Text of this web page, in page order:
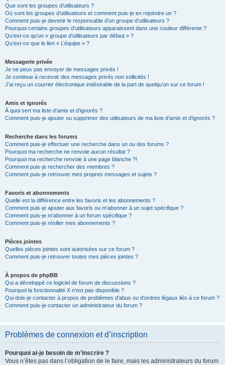
Que sont les groupes d’utilisateurs ?
Où sont les groupes d’utilisateurs et comment puis-je en rejoindre un ?
Comment puis-je devenir le responsable d’un groupe d’utilisateurs ?
Pourquoi certains groupes d’utilisateurs apparaissent dans une couleur différente ?
Qu’est-ce qu’un « groupe d’utilisateurs par défaut » ?
Qu’est-ce que le lien « L’équipe » ?
Messagerie privée
Je ne peux pas envoyer de messages privés !
Je continue à recevoir des messages privés non sollicités !
J’ai reçu un courrier électronique indésirable de la part de quelqu’un sur ce forum !
Amis et ignorés
À quoi sert ma liste d’amis et d’ignorés ?
Comment puis-je ajouter ou supprimer des utilisateurs de ma liste d’amis et d’ignorés ?
Recherche dans les forums
Comment puis-je effectuer une recherche dans un ou des forums ?
Pourquoi ma recherche ne renvoie aucun résultat ?
Pourquoi ma recherche renvoie à une page blanche ?!
Comment puis-je rechercher des membres ?
Comment puis-je retrouver mes propres messages et sujets ?
Favoris et abonnements
Quelle est la différence entre les favoris et les abonnements ?
Comment puis-je ajouter aux favoris ou m’abonner à un sujet spécifique ?
Comment puis-je m’abonner à un forum spécifique ?
Comment puis-je résilier mes abonnements ?
Pièces jointes
Quelles pièces jointes sont autorisées sur ce forum ?
Comment puis-je retrouver toutes mes pièces jointes ?
À propos de phpBB
Qui a développé ce logiciel de forum de discussions ?
Pourquoi la fonctionnalité X n’est pas disponible ?
Qui dois-je contacter à propos de problèmes d’abus ou d’ordres légaux liés à ce forum ?
Comment puis-je contacter un administrateur du forum ?
Problèmes de connexion et d’inscription
Pourquoi ai-je besoin de m’inscrire ?
Vous n’êtes pas dans l’obligation de le faire, mais les administrateurs du forum